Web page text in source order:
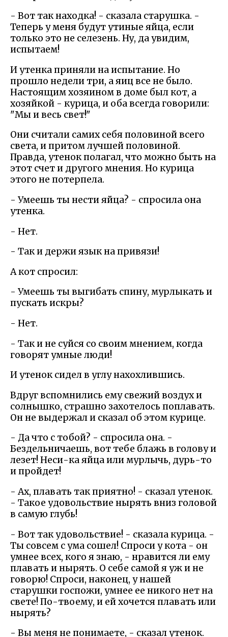
- Вот так находка! - сказала старушка. -
Теперь у меня будут утиные яйца, если
только это не селезень. Ну, да увидим,
испытаем!
И утенка приняли на испытание. Но
прошло недели три, а яиц все не было.
Настоящим хозяином в доме был кот, а
хозяйкой - курица, и оба всегда говорили:
"Мы и весь свет!"
Они считали самих себя половиной всего
света, и притом лучшей половиной.
Правда, утенок полагал, что можно быть на
этот счет и другого мнения. Но курица
этого не потерпела.
- Умеешь ты нести яйца? - спросила она
утенка.
- Нет.
- Так и держи язык на привязи!
А кот спросил:
- Умеешь ты выгибать спину, мурлыкать и
пускать искры?
- Нет.
- Так и не суйся со своим мнением, когда
говорят умные люди!
И утенок сидел в углу нахохлившись.
Вдруг вспомнились ему свежий воздух и
солнышко, страшно захотелось поплавать.
Он не выдержал и сказал об этом курице.
- Да что с тобой? - спросила она. -
Бездельничаешь, вот тебе блажь в голову и
лезет! Неси-ка яйца или мурлычь, дурь-то
и пройдет!
- Ах, плавать так приятно! - сказал утенок.
- Такое удовольствие нырять вниз головой
в самую глубь!
- Вот так удовольствие! - сказала курица. -
Ты совсем c ума сошел! Спроси у кота - он
умнее всех, кого я знаю, - нравится ли ему
плавать и нырять. О себе самой я уж и не
говорю! Спроси, наконец, у нашей
старушки госпожи, умнее ее никого нет на
свете! По-твоему, и ей хочется плавать или
нырять?
- Вы меня не понимаете, - сказал утенок.